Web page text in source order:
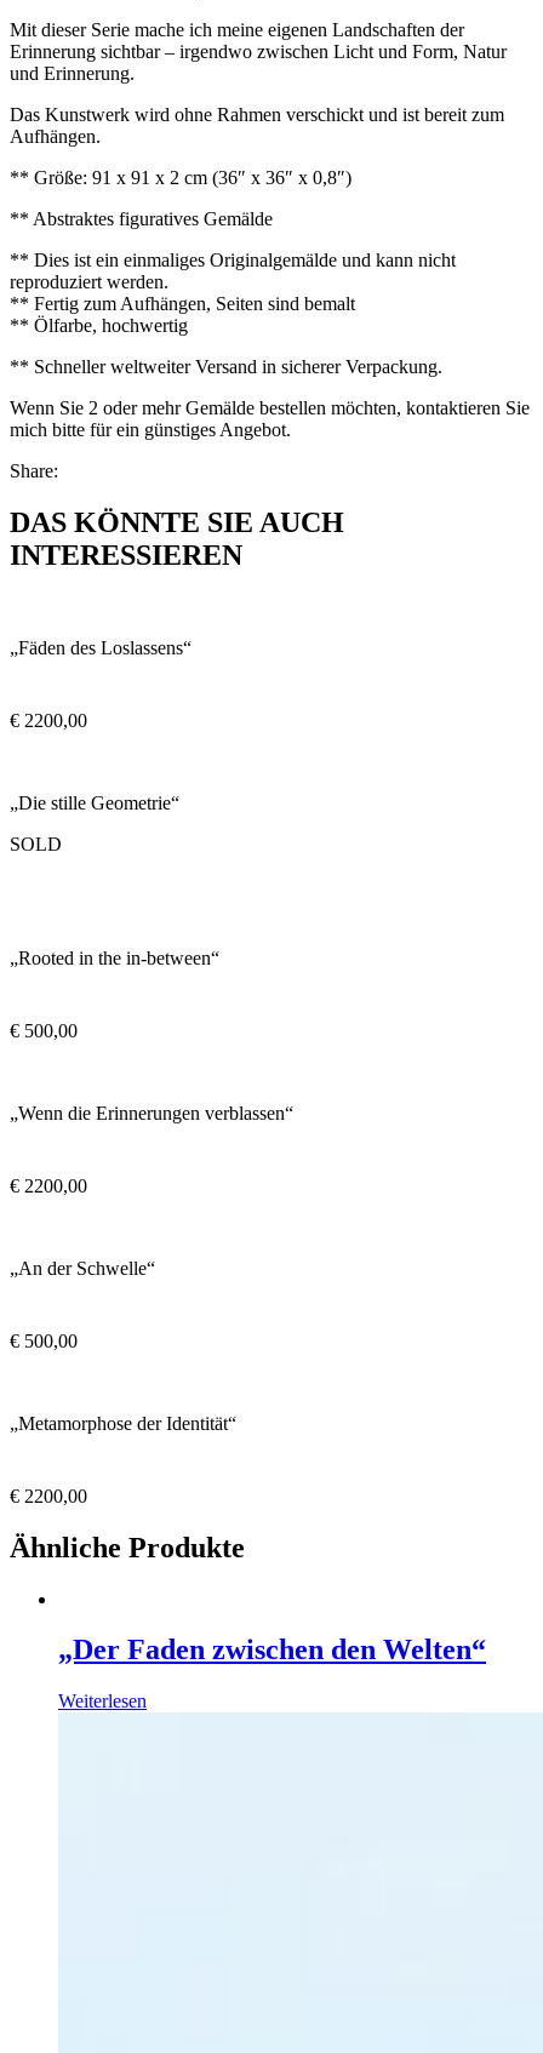
Mit dieser Serie mache ich meine eigenen Landschaften der
Erinnerung sichtbar – irgendwo zwischen Licht und Form, Natur
und Erinnerung.
Das Kunstwerk wird ohne Rahmen verschickt und ist bereit zum
Aufhängen.
** Größe: 91 x 91 x 2 cm (36″ x 36″ x 0,8″)
** Abstraktes figuratives Gemälde
** Dies ist ein einmaliges Originalgemälde und kann nicht
reproduziert werden.
** Fertig zum Aufhängen, Seiten sind bemalt
** Ölfarbe, hochwertig
** Schneller weltweiter Versand in sicherer Verpackung.
Wenn Sie 2 oder mehr Gemälde bestellen möchten, kontaktieren Sie
mich bitte für ein günstiges Angebot.
Share:
DAS KÖNNTE SIE AUCH
INTERESSIEREN
„Fäden des Loslassens“
€ 2200,00
„Die stille Geometrie“
SOLD
„Rooted in the in-between“
€ 500,00
„Wenn die Erinnerungen verblassen“
€ 2200,00
„An der Schwelle“
€ 500,00
„Metamorphose der Identität“
€ 2200,00
Ähnliche Produkte
„Der Faden zwischen den Welten“
Weiterlesen